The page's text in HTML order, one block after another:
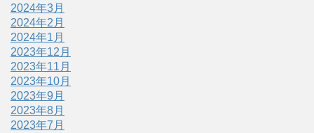
2024年3月
2024年2月
2024年1月
2023年12月
2023年11月
2023年10月
2023年9月
2023年8月
2023年7月